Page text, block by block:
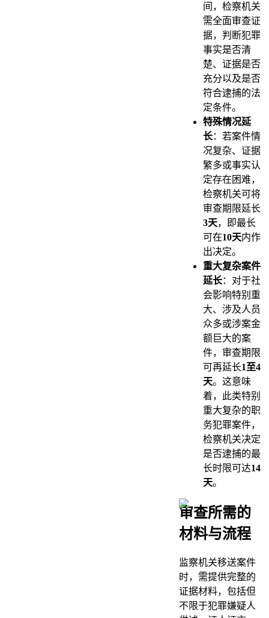
间，检察机关
需全面审查证
据，判断犯罪
事实是否清
楚、证据是否
充分以及是否
符合逮捕的法
定条件。
特殊情况延
长：若案件情
况复杂、证据
繁多或事实认
定存在困难，
检察机关可将
审查期限延长
3天，即最长
可在10天内作
出决定。
重大复杂案件
延长：对于社
会影响特别重
大、涉及人员
众多或涉案金
额巨大的案
件，审查期限
可再延长1至4
天。这意味
着，此类特别
重大复杂的职
务犯罪案件，
检察机关决定
是否逮捕的最
长时限可达14
天。
审查所需的
材料与流程
监察机关移送案件
时，需提供完整的
证据材料，包括但
不限于犯罪嫌疑人